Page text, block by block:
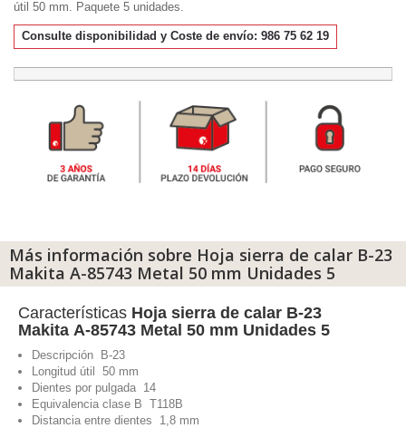
útil 50 mm. Paquete 5 unidades.
Consulte disponibilidad y Coste de envío: 986 75 62 19
Más información sobre Hoja sierra de calar B-23
Makita A-85743 Metal 50 mm Unidades 5
Características Hoja sierra de calar B-23
Makita A-85743 Metal 50 mm Unidades 5
Descripción B-23
Longitud útil 50 mm
Dientes por pulgada 14
Equivalencia clase B T118B
Distancia entre dientes 1,8 mm